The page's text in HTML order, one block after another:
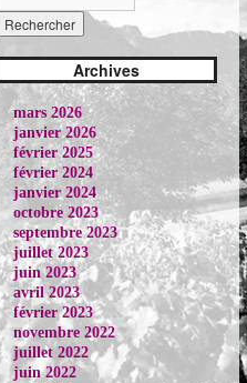
Archives
mars 2026
janvier 2026
février 2025
février 2024
janvier 2024
octobre 2023
septembre 2023
juillet 2023
juin 2023
avril 2023
février 2023
novembre 2022
juillet 2022
juin 2022